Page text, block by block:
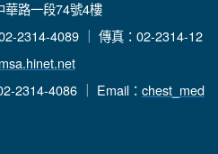
華路一段74號4樓
2314-4089 ｜ 傳真：02-2314-12
2314-4086 ｜ Email： chest_med